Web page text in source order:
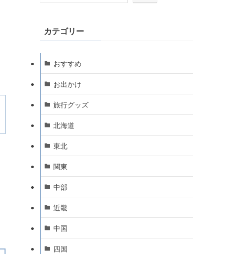
カテゴリー
おすすめ
お出かけ
旅行グッズ
北海道
東北
関東
中部
近畿
中国
四国